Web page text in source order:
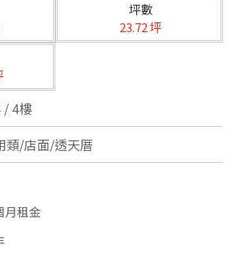
天厝
坪數
23.72 坪
/ 4樓
類/店面/透天厝
月租金